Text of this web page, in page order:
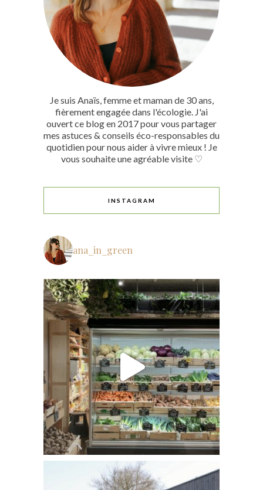
Je suis Anaïs, femme et maman de 30 ans,
fièrement engagée dans l'écologie. J'ai
ouvert ce blog en 2017 pour vous partager
mes astuces & conseils éco-responsables du
quotidien pour nous aider à vivre mieux ! Je
vous souhaite une agréable visite ♡
INSTAGRAM
ana_in_green